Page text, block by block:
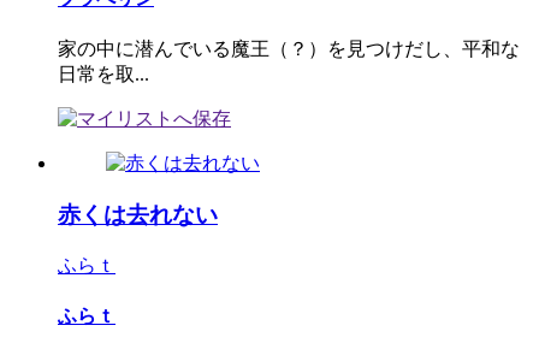
家の中に潜んでいる魔王（？）を見つけだし、平和な
日常を取...
赤くは去れない
ふらｔ
ふらｔ